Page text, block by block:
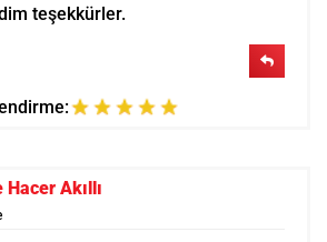
teşekkürler.
Hacer Akıllı